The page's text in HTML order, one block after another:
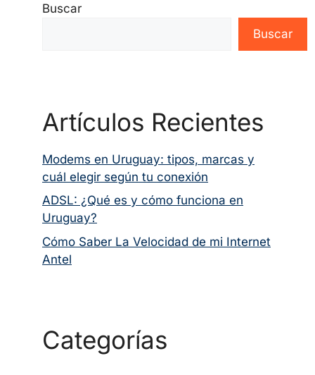
Buscar
Buscar
Artículos Recientes
Modems en Uruguay: tipos, marcas y
cuál elegir según tu conexión
ADSL: ¿Qué es y cómo funciona en
Uruguay?
Cómo Saber La Velocidad de mi Internet
Antel
Categorías